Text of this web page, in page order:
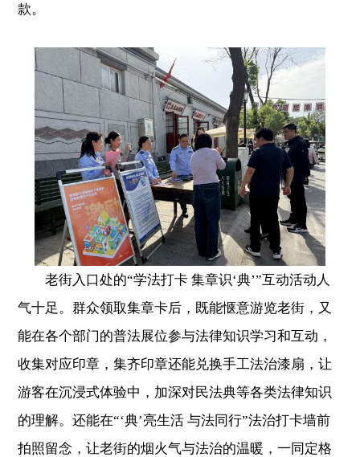
款。
老街入口处的“学法打卡 集章识‘典’”互动活动人
气十足。群众领取集章卡后，既能惬意游览老街，又
能在各个部门的普法展位参与法律知识学习和互动，
收集对应印章，集齐印章还能兑换手工法治漆扇，让
游客在沉浸式体验中，加深对民法典等各类法律知识
的理解。还能在“‘典’亮生活 与法同行”法治打卡墙前
拍照留念，让老街的烟火气与法治的温暖，一同定格